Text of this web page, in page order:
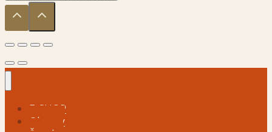
E-SHOP
Obrazy